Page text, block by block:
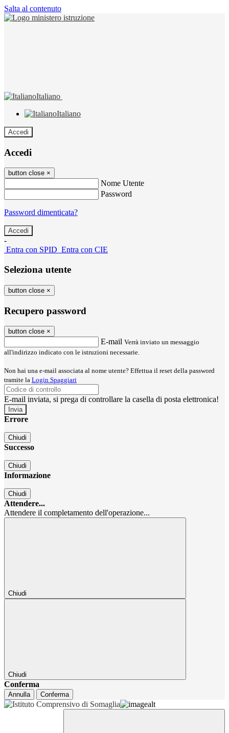
Salta al contenuto
Italiano
Italiano
Accedi
Accedi
button close ×
Nome Utente
Password
Password dimenticata?
-
Entra con SPID Entra con CIE
Seleziona utente
button close ×
Recupero password
button close ×
E-mail Verrà inviato un messaggio
all'indirizzo indicato con le istruzioni necessarie.
Non hai una e-mail associata al nome utente? Effettua il reset della password
tramite la Login Spaggiari
E-mail inviata, si prega di controllare la casella di posta elettronica!
Errore
Chiudi
Successo
Chiudi
Informazione
Chiudi
Attendere...
Attendere il completamento dell'operazione...
Chiudi
Chiudi
Conferma
Annulla Conferma